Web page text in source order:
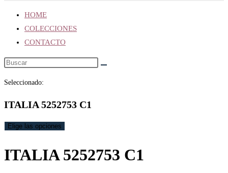
HOME
COLECCIONES
CONTACTO
Seleccionado:
ITALIA 5252753 C1
Elige las opciones
ITALIA 5252753 C1